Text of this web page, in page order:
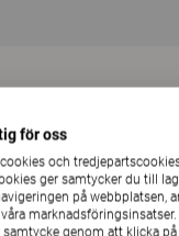
|9 Varianter
för oss
och
ger samtycker du till
på webbplatsen,
genom att klicka